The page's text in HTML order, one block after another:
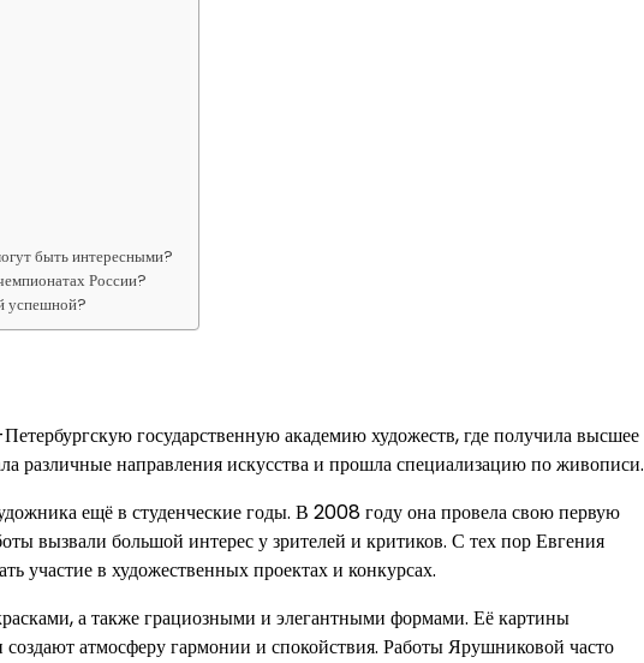
быть интересными?
России?
успешной?
государственную академию художеств, где получила высшее
различные направления искусства и прошла специализацию по живописи.
ещё в студенческие годы. В 2008 году она провела свою первую
вызвали большой интерес у зрителей и критиков. С тех пор Евгения
участие в художественных проектах и конкурсах.
а также грациозными и элегантными формами. Её картины
атмосферу гармонии и спокойствия. Работы Ярушниковой часто